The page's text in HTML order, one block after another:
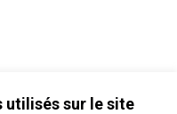
utilisés sur le site